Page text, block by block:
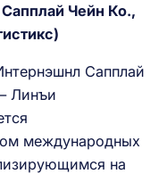
Чейн Ко.,
Сапплай
Линъи
международных
на